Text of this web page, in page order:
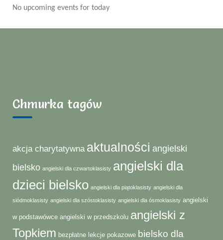
No upcoming events for today
Chmurka tagów
akcja charytatywna aktualności angielski
bielsko angielski dla czwartoklasisty angielski dla
dzieci bielsko angielski dla piątoklasisty angielski dla
siódmoklasisty angielski dla szóstoklasisty angielski dla ósmoklasisty angielski
w podstawówce angielski w przedszkolu angielski z
Topkiem bezpłatne lekcje pokazowe bielsko dla